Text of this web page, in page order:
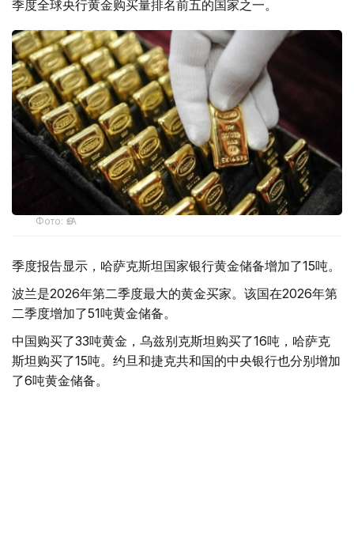
季度全球央行黄金购买量排名前五的国家之一。
Фото: ӨзА
季度报告显示，哈萨克斯坦国家银行黄金储备增加了15吨。
波兰是2026年第二季度最大的黄金买家。该国在2026年第
二季度增加了51吨黄金储备。
中国购买了33吨黄金，乌兹别克斯坦购买了16吨，哈萨克
斯坦购买了15吨。约旦和捷克共和国的中央银行也分别增加
了6吨黄金储备。